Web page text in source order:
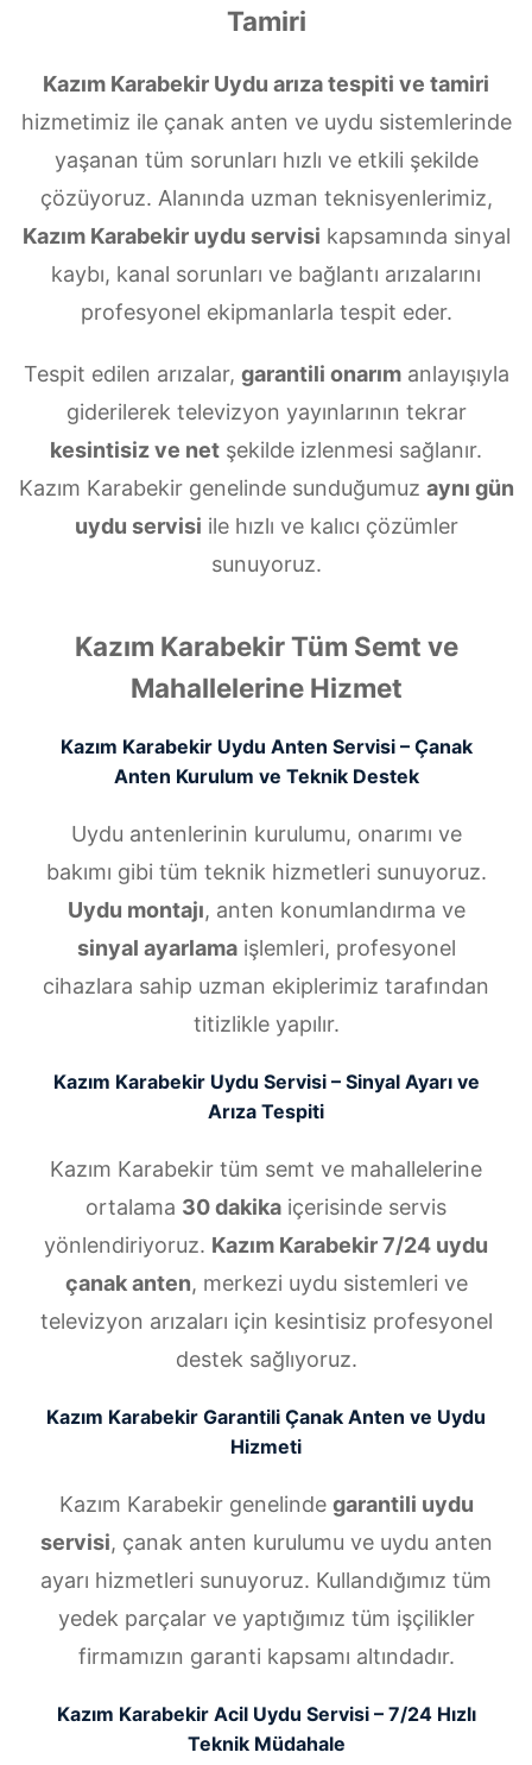
Tamiri
Kazım Karabekir Uydu arıza tespiti ve tamiri
hizmetimiz ile çanak anten ve uydu sistemlerinde
yaşanan tüm sorunları hızlı ve etkili şekilde
çözüyoruz. Alanında uzman teknisyenlerimiz,
Kazım Karabekir uydu servisi kapsamında sinyal
kaybı, kanal sorunları ve bağlantı arızalarını
profesyonel ekipmanlarla tespit eder.
Tespit edilen arızalar, garantili onarımanlayışıyla
giderilerek televizyon yayınlarının tekrar
kesintisiz ve net şekilde izlenmesi sağlanır.
Kazım Karabekir genelinde sunduğumuz aynı gün
uydu servisi ile hızlı ve kalıcı çözümler
sunuyoruz.
Kazım Karabekir Tüm Semt ve
Mahallelerine Hizmet
Kazım Karabekir Uydu Anten Servisi – Çanak
Anten Kurulum ve Teknik Destek
Uydu antenlerinin kurulumu, onarımı ve
bakımı gibi tüm teknik hizmetleri sunuyoruz.
Uydu montajı, anten konumlandırma ve
sinyal ayarlamaişlemleri, profesyonel
cihazlara sahip uzman ekiplerimiz tarafından
titizlikle yapılır.
Kazım Karabekir Uydu Servisi – Sinyal Ayarı ve
Arıza Tespiti
Kazım Karabekir tüm semt ve mahallelerine
ortalama 30 dakika içerisinde servis
yönlendiriyoruz. Kazım Karabekir 7/24 uydu
çanak anten, merkezi uydu sistemleri ve
televizyon arızaları için kesintisiz profesyonel
destek sağlıyoruz.
Kazım Karabekir Garantili Çanak Anten ve Uydu
Hizmeti
Kazım Karabekir genelinde garantili uydu
servisi, çanak anten kurulumu ve uydu anten
ayarı hizmetleri sunuyoruz. Kullandığımız tüm
yedek parçalar ve yaptığımız tüm işçilikler
firmamızın garanti kapsamı altındadır.
Kazım Karabekir Acil Uydu Servisi – 7/24 Hızlı
Teknik Müdahale